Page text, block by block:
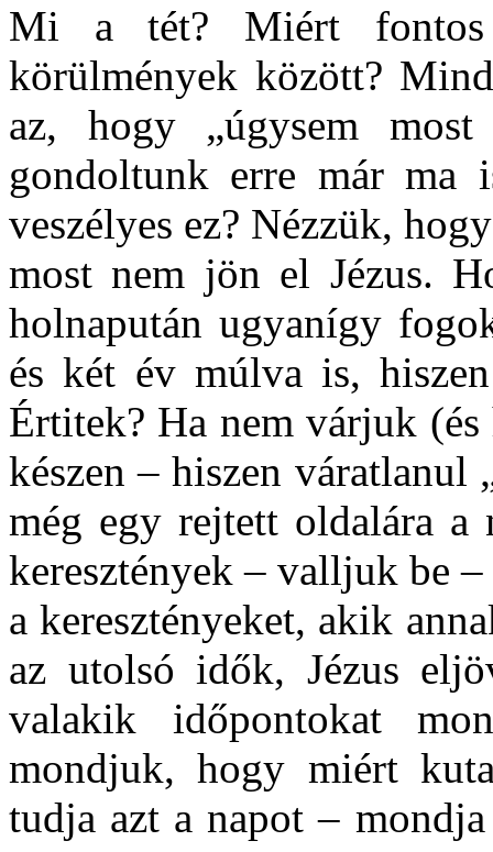
Mi a tét? Miért fontos
körülmények között?
az, hogy „úgysem
gondoltunk erre már ma
veszélyes ez? Nézzük,
most nem jön el Jézus.
holnapután ugyanígy
és két év múlva is,
Értitek? Ha nem várjuk
készen – hiszen váratlanul
még egy rejtett oldalára a
keresztények – valljuk be
a keresztényeket, akik
az utolsó idők, Jézus
valakik időpontokat
mondjuk, hogy miért
tudja azt a napot –